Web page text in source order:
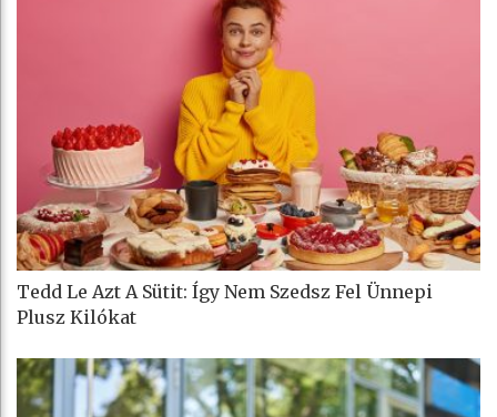
Tedd Le Azt A Sütit: Így Nem Szedsz Fel Ünnepi
Plusz Kilókat